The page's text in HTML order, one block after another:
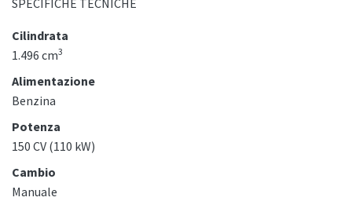
SPECIFICHE TECNICHE
Cilindrata
1.496 cm3
Alimentazione
Benzina
Potenza
150 CV (110 kW)
Cambio
Manuale